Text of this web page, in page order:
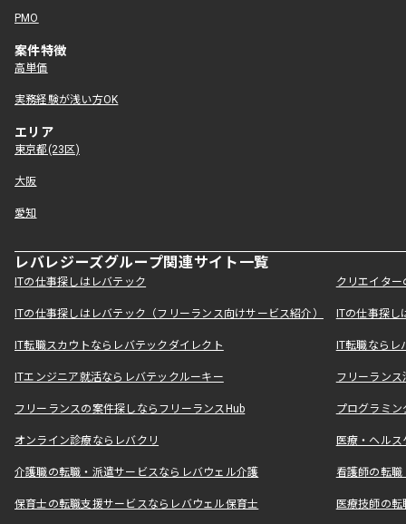
PMO
案件特徴
高単価
実務経験が浅い方OK
エリア
東京都(23区)
大阪
愛知
レバレジーズグループ関連サイト一覧
ITの仕事探しはレバテック クリエイタ
ITの仕事探しはレバテック（フリーランス向けサービス紹介） ITの仕事探
IT転職スカウトならレバテックダイレクト IT転職なら
ITエンジニア就活ならレバテックルーキー フリーラン
フリーランスの案件探しならフリーランスHub プログラミ
オンライン診療ならレバクリ 医療・ヘル
介護職の転職・派遣サービスならレバウェル介護 看護師の転
保育士の転職支援サービスならレバウェル保育士 医療技師の